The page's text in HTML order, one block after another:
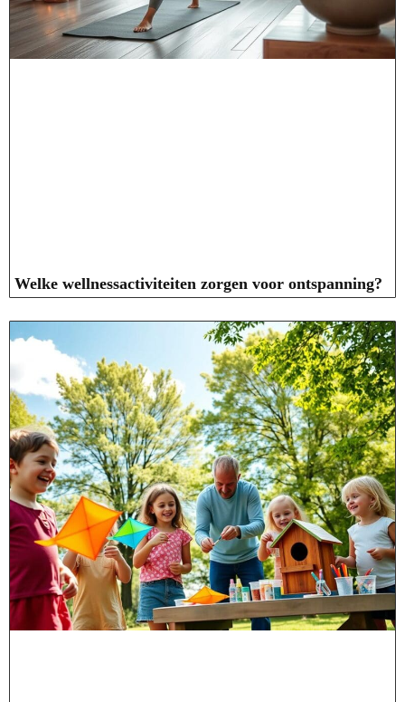
Welke wellnessactiviteiten zorgen voor ontspanning?